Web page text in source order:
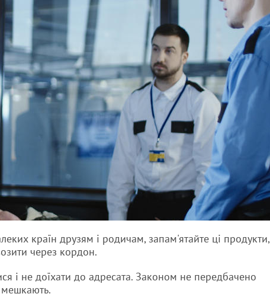
країн друзям і родичам, запам'ятайте ці продукти,
через кордон.
і не доїхати до адресата. Законом не передбачено
мешкають.